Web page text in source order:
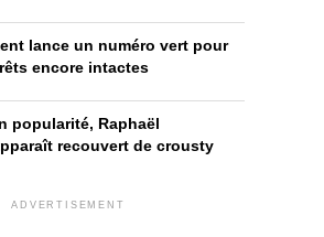
lance un numéro vert pour
encore intactes
popularité, Raphaël
recouvert de crousty
ADVERTISEMENT